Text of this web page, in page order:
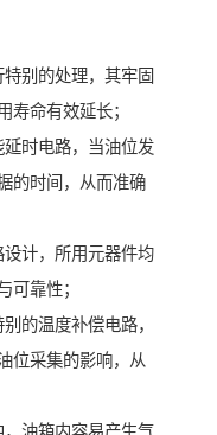
别的处理，其牢固
寿命有效延长；
时电路，当油位发
的时间，从而准确
计，所用元器件均
可靠性；
的温度补偿电路，
位采集的影响，从
油箱内容易产生气